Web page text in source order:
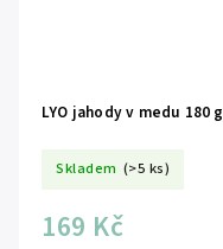
LYO jahody v medu 180 g
Skladem (>5 ks)
169 Kč